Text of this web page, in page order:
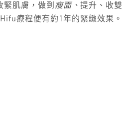
緊肌膚，做到 瘦面 、 提升、收雙
療程便有約1年的緊緻效果。